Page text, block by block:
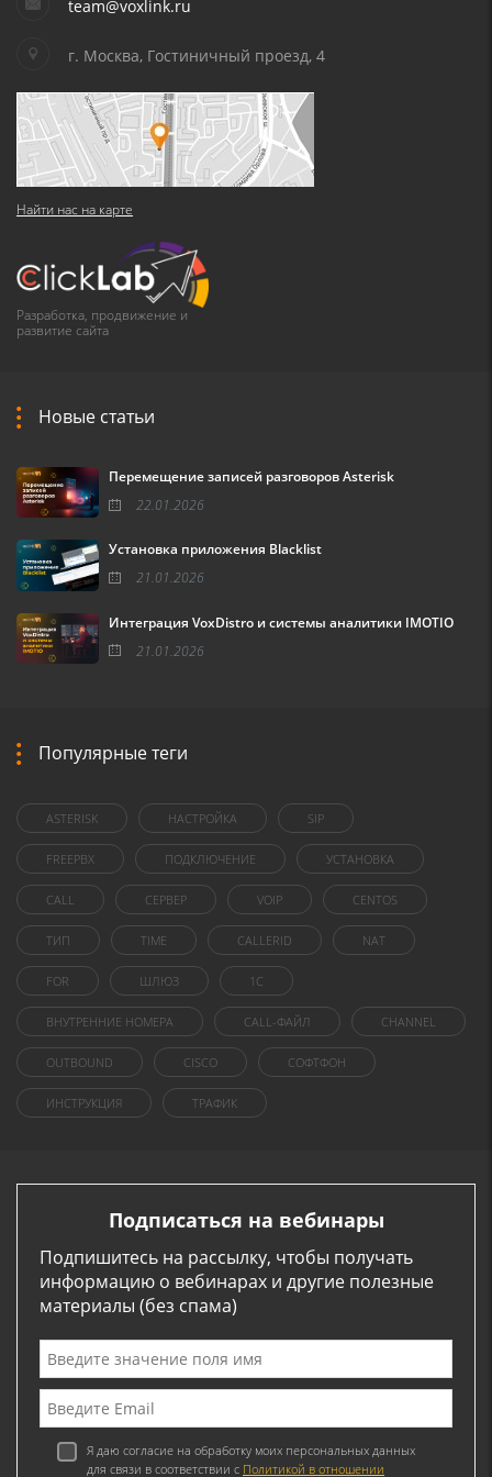
team@voxlink.ru
г. Москва, Гостиничный проезд, 4
Найти нас на карте
Разработка, продвижение и
развитие сайта
Новые статьи
Перемещение записей разговоров Asterisk
22.01.2026
Установка приложения Blacklist
21.01.2026
Интеграция VoxDistro и системы аналитики IMOTIO
21.01.2026
Популярные теги
ASTERISK НАСТРОЙКА SIP
FREEPBX ПОДКЛЮЧЕНИЕ УСТАНОВКА
CALL СЕРВЕР VOIP CENTOS
ТИП TIME CALLERID NAT
FOR ШЛЮЗ 1C
ВНУТРЕННИЕ НОМЕРА CALL-ФАЙЛ CHANNEL
OUTBOUND CISCO СОФТФОН
ИНСТРУКЦИЯ ТРАФИК
Подписаться на вебинары
Подпишитесь на рассылку, чтобы получать
информацию о вебинарах и другие полезные
материалы (без спама)
Я даю согласие на обработку моих персональных данных
для связи в соответствии с Политикой в отношении